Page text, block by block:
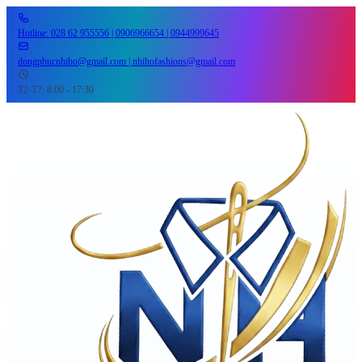
Hotline: 028 62 955556 | 0906966654 | 0944999645
dongphucnhiho@gmail.com | nhihofashions@gmail.com
T2-T7: 8:00 - 17:30